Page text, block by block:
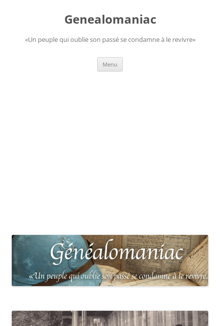
Genealomaniac
«Un peuple qui oublie son passé se condamne à le revivre»
Menu